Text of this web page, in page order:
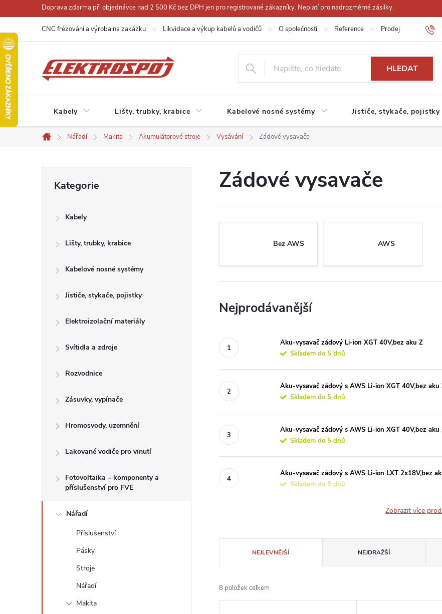
na
obsah
Doprava zdarma při objednávce nad 2 500 Kč bez DPH jen pro registrované zákazníky. Neplatí pro nadrozměrné zásilky.
CNC frézování a výroba na zakázku Likvidace a výkup kabelů a vodičů O společnosti Reference Prodejna
HLEDAT
Kabely Lišty, trubky, krabice Kabelové nosné systémy Jističe, stykače, pojistky
Domů
Nářadí Makita Akumulátorové stroje Vysávání Zádové vysavače
l
kategorie
Kategorie
Kabely
Lišty, trubky, krabice
Kabelové nosné systémy
Jističe, stykače, pojistky
Elektroizolační materiály
Svítidla a zdroje
Rozvodnice
Zásuvky, vypínače
Hromosvody, uzemnění
Lakované vodiče pro vinutí
Fotovoltaika – komponenty a
příslušenství pro FVE
Nářadí
Příslušenství
Pásky
Stroje
Nářadí
Makita
Zádové vysavače
Bez AWS AWS
Nejprodávanější
Aku-vysavač zádový Li-ion XGT 40V,bez aku Z
Skladem do 5 dnů
Aku-vysavač zádový s AWS Li-ion XGT 40V,bez aku
Skladem do 5 dnů
Aku-vysavač zádový s AWS Li-ion XGT 40V,bez aku
Skladem do 5 dnů
Aku-vysavač zádový s AWS Li-ion LXT 2x18V,bez
Skladem do 5 dnů
Zobrazit více
a
z
NEJLEVNĚJŠÍ NEJDRAŽŠÍ
8 položek celkem